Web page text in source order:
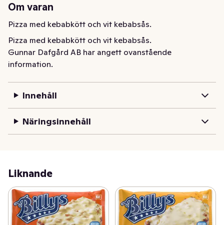
Om varan
Pizza med kebabkött och vit kebabsås.
Pizza med kebabkött och vit kebabsås.
Gunnar Dafgård AB har angett ovanstående
information.
Innehåll
Näringsinnehåll
Liknande